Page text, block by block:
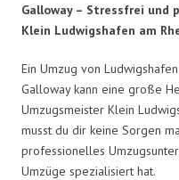
Galloway – Stressfrei und
Klein Ludwigshafen am
Ein Umzug von
Galloway kann eine große
Umzugsmeister Klein
musst du dir keine Sorgen
professionelles
Umzüge spezialisiert hat.